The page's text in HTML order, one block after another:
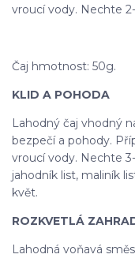
vroucí vody. Nechte
Čaj hmotnost: 50g.
KLID A POHODA
Lahodný čaj vhodný
bezpečí a pohody.
vroucí vody. Nechte
jahodník list, maliník
květ.
ROZKVETLÁ
Lahodná voňavá